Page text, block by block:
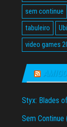
sem continue
tabuleiro
video games
Styx: Blades
Sem